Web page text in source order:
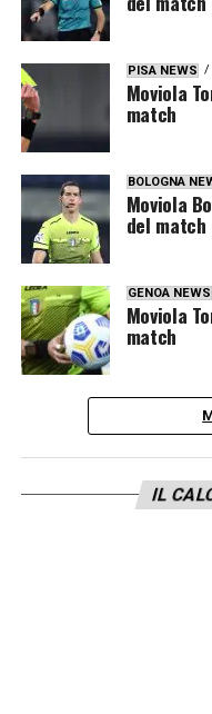
PISA NEWS
Moviola
match
BOLOGNA
Moviola
del match
GENOA NEWS
Moviola
match
IL